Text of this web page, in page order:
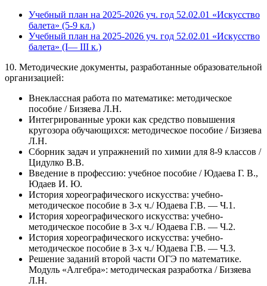
Учебный план на 2025-2026 уч. год 52.02.01 «Искусство
балета» (5-9 кл.)
Учебный план на 2025-2026 уч. год 52.02.01 «Искусство
балета» (I— III к.)
10. Методические документы, разработанные образовательной
организацией:
Внеклассная работа по математике: методическое
пособие / Бизяева Л.Н.
Интегрированные уроки как средство повышения
кругозора обучающихся: методическое пособие / Бизяева
Л.Н.
Сборник задач и упражнений по химии для 8-9 классов /
Цидулко В.В.
Введение в профессию: учебное пособие / Юдаева Г. В.,
Юдаев И. Ю.
История хореографического искусства: учебно-
методическое пособие в 3-х ч./ Юдаева Г.В. — Ч.1.
История хореографического искусства: учебно-
методическое пособие в 3-х ч./ Юдаева Г.В. — Ч.2.
История хореографического искусства: учебно-
методическое пособие в 3-х ч./ Юдаева Г.В. — Ч.3.
Решение заданий второй части ОГЭ по математике.
Модуль «Алгебра»: методическая разработка / Бизяева
Л.Н.